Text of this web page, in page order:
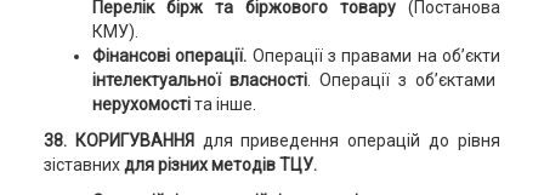
Перелік бірж та біржового товару(Постанова
КМУ).
Фінансові операції. Операції з правами на об’єкти
інтелектуальної власності. Операції з об’єктами
нерухомостіта інше.
38. КОРИГУВАННЯ для приведення операцій до рівня
зіставнихдля різних методів ТЦУ.